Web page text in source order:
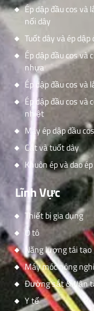
Ép dập đầu cos và
nối dây
Tuốt dây và ép dập
Ép dập đầu cos và
nhựa
Ép dập đầu cos và
Ép dập đầu cos và
nhiệt
Máy ép dập đầu
Cắt và tuốt dây
Khuôn ép và dao
Lĩnh Vực
Thiết bị gia dụng
Ô tô
Năng lượng tái tạo
Máy móc nông
Đường sắt & Vận
Y tế